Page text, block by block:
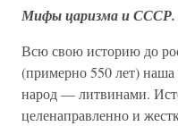
Мифы царизма и СССР.
Всю свою историю до
(примерно 550 лет) наша
народ — литвинами.
целенаправленно и